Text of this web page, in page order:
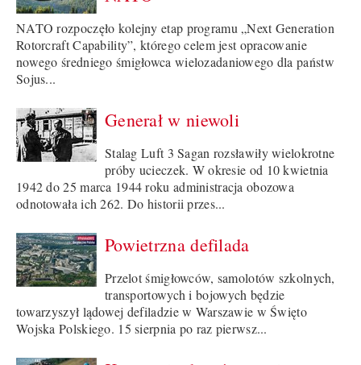
NATO rozpoczęło kolejny etap programu „Next Generation
Rotorcraft Capability”, którego celem jest opracowanie
nowego średniego śmigłowca wielozadaniowego dla państw
Sojus...
Generał w niewoli
Stalag Luft 3 Sagan rozsławiły wielokrotne
próby ucieczek. W okresie od 10 kwietnia
1942 do 25 marca 1944 roku administracja obozowa
odnotowała ich 262. Do historii przes...
Powietrzna defilada
Przelot śmigłowców, samolotów szkolnych,
transportowych i bojowych będzie
towarzyszył lądowej defiladzie w Warszawie w Święto
Wojska Polskiego. 15 sierpnia po raz pierwsz...